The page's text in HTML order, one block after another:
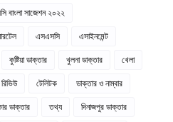
বাংলা সাজেশন ২০২২
এসএসসি
এসাইনমেন্ট
কুষ্টিয়া ডাক্তার খুলনা ডাক্তার
খেলা
টেলিটক
ডাক্তার ও নাম্বার
ডাক্তার তথ্য
দিনাজপুর ডাক্তার